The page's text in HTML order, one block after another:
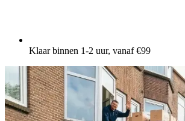
Klaar binnen 1-2 uur, vanaf €99